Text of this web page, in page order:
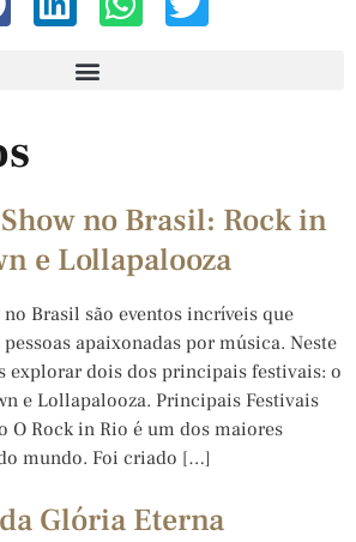
no Brasil: Rock in
e Lollapalooza
Brasil são eventos incríveis que
apaixonadas por música. Neste
explorar dois dos principais festivais: o
e Lollapalooza. Principais Festivais
O Rock in Rio é um dos maiores
mundo. Foi criado […]
Glória Eterna